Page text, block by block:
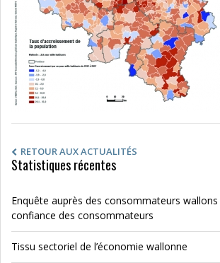
RETOUR AUX ACTUALITÉS
Statistiques récentes
Enquête auprès des consommateurs wallons
confiance des consommateurs
Tissu sectoriel de l’économie wallonne